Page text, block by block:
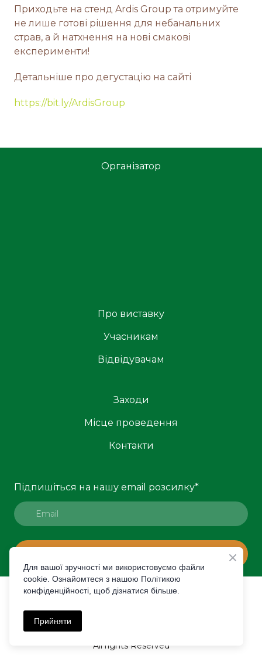
Приходьте на стенд Ardis Group та отримуйте
не лише готові рішення для небанальних
страв, а й натхнення на нові смакові
експерименти!
Детальніше про дегустацію на сайті
https://bit.ly/ArdisGroup
Організатор
Про виставку
Учасникам
Відвідувачам
Заходи
Місце проведення
Контакти
Підпишіться на нашу email розсилку*
© Created by Premier Expo
Політика конфіденційності
All rights Reserved
Для вашої зручності ми використовуємо файли
cookie. Ознайомтеся з нашою Політикою
конфіденційності, щоб дізнатися більше.
Прийняти